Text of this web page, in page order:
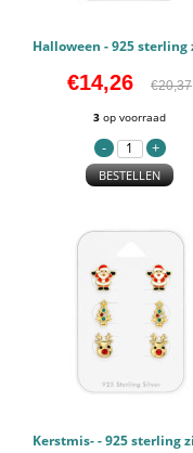
€14,26 €20,37
3 op voorraad
BESTELLEN